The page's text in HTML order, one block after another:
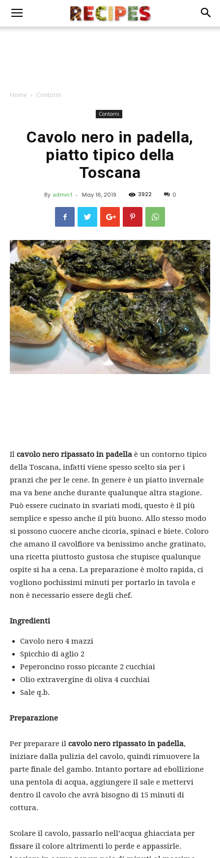
Home Contorni
Contorni
Cavolo nero in padella,
piatto tipico della
Toscana
By admin1 - May 16, 2019 3922 0
Il cavolo nero ripassato in padella è un contorno tipico
della Toscana, infatti viene spesso scelto sia per i
pranzi che per le cene. In genere è un piatto invernale
ma va bene anche durante qualunque altra stagione.
Può essere cucinato in svariati modi, questo è il più
semplice e spesso anche il più buono. Allo stesso modo
si possono cuocere anche cicoria, spinaci e biete. Coloro
che amano il cavolfiore va benissimo anche gratinato,
una ricetta piuttosto gustosa che stupisce qualunque
ospite si ha a cena. La preparazione è molto rapida, ci
vogliono pochissimi minuti per portarlo in tavola e
non è necessario essere degli chef.
Ingredienti
Cavolo nero 4 mazzi
Spicchio di aglio 2
Peperoncino rosso piccante 2 cucchiai
Olio extravergine di oliva 4 cucchiai
Sale q.b.
Preparazione
Per preparare il cavolo nero ripassato in padella,
iniziare dalla pulizia del cavolo, quindi rimuovere la
parte finale del gambo. Intanto portare ad ebollizione
una pentola di acqua, aggiungere il sale e mettervi
dentro il cavolo che avrà bisogno di 15 minuti di
cottura.
Scolare il cavolo, passarlo nell’acqua ghiacciata per
fissare il colore altrimenti lo perde e appassirle.